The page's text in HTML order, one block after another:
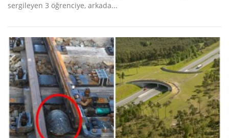
sergileyen 3 öğrenciye, arkada...